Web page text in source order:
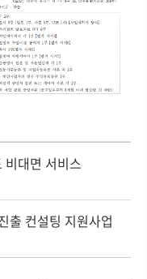
대면 서비스
출 컨설팅 지원사업